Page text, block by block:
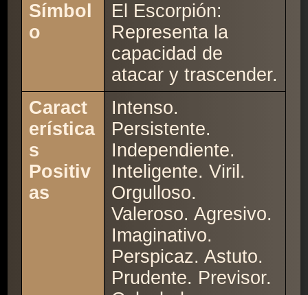
Símbol
o
El Escorpión:
Representa la
capacidad de
atacar y trascender.
Caract
erística
s
Positiv
as
Intenso.
Persistente.
Independiente.
Inteligente. Viril.
Orgulloso.
Valeroso. Agresivo.
Imaginativo.
Perspicaz. Astuto.
Prudente. Previsor.